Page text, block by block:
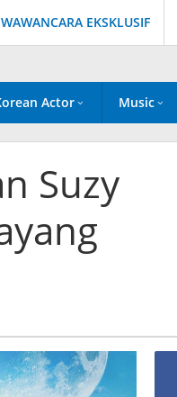
WAWANCARA EKSKLUSIF
Actor Music
Suzy